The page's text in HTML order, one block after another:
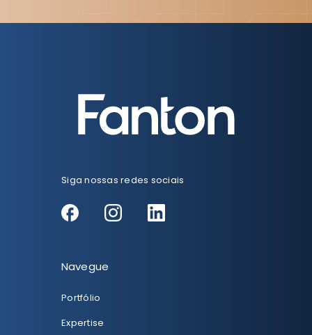
Siga nossas redes sociais
Navegue
Portfólio
Expertise